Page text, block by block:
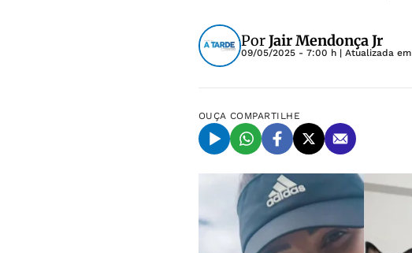
PorJair Mendonça Jr
09/05/2025 - 7:00 h | Atualizada em
OUÇA COMPARTILHE